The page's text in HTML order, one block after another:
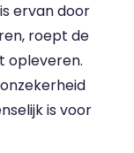
ervan door
roept de
opleveren.
is voor